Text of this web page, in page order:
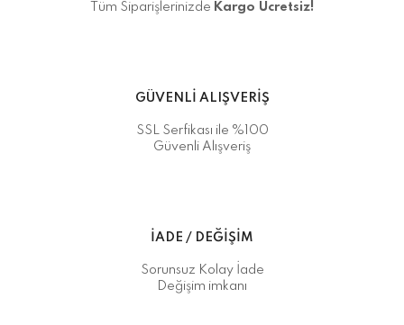
Tüm Siparişlerinizde Kargo Ücretsiz!
GÜVENLİ ALIŞVERİŞ
SSL Serfikası ile %100
Güvenli Alışveriş
İADE / DEĞİŞİM
Sorunsuz Kolay İade
Değişim imkanı